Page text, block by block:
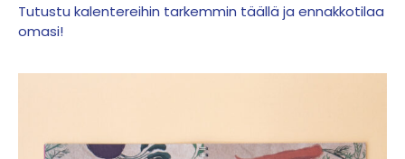
Tutustu kalentereihin tarkemmin täällä ja ennakkotilaa
omasi!